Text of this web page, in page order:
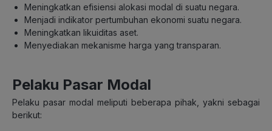
Meningkatkan efisiensi alokasi modal di suatu negara.
Menjadi indikator pertumbuhan ekonomi suatu negara.
Meningkatkan likuiditas aset.
Menyediakan mekanisme harga yang transparan.
Pelaku Pasar Modal
Pelaku pasar modal meliputi beberapa pihak, yakni sebagai
berikut: